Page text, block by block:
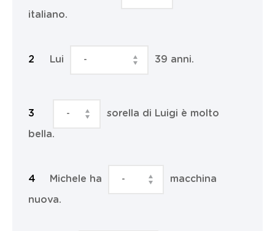
italiano.
Lui 39 anni.
sorella di Luigi è molto
bella.
Michele ha macchina
nuova.